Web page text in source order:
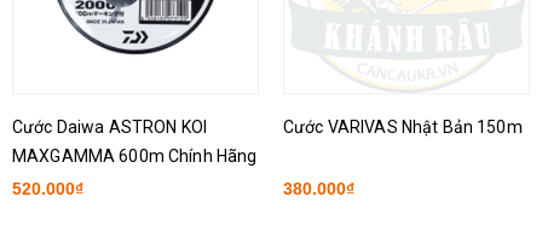
Cước Daiwa ASTRON KOI
MAXGAMMA 600m Chính Hãng
- 7.0
520.000₫
Cước VARIVAS Nhật Bản 150m
380.000₫